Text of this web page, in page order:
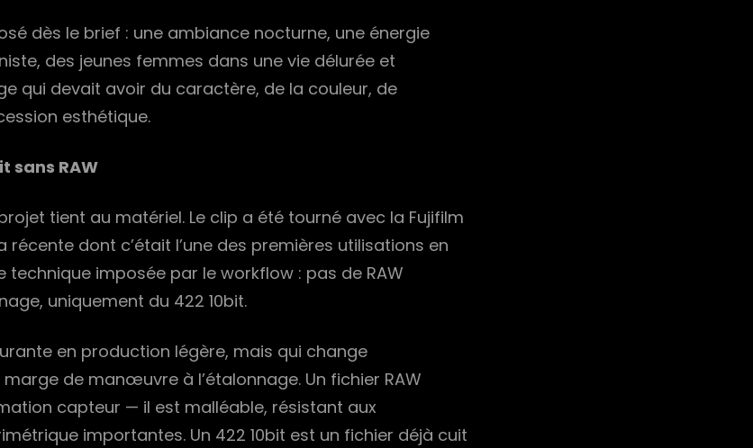
dès le brief : une ambiance nocturne, une énergie
des jeunes femmes dans une vie délurée et
qui devait avoir du caractère, de la couleur, de
esthétique.
sans RAW
tient au matériel. Le clip a été tourné avec la Fujifilm
récente dont c’était l’une des premières utilisations en
imposée par le workflow : pas de RAW
uniquement du 422 10bit.
en production légère, mais qui change
de manœuvre à l’étalonnage. Un fichier RAW
capteur — il est malléable, résistant aux
importantes. Un 422 10bit est un fichier déjà cuit